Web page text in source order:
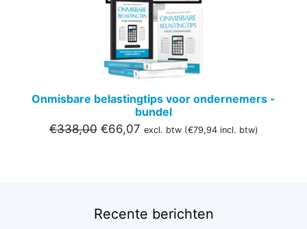
Onmisbare belastingtips voor ondernemers -
bundel
€338,00 Oorspronkelijke
€66,07Huidige
excl. btw (€79,94incl. btw)
Recente berichten